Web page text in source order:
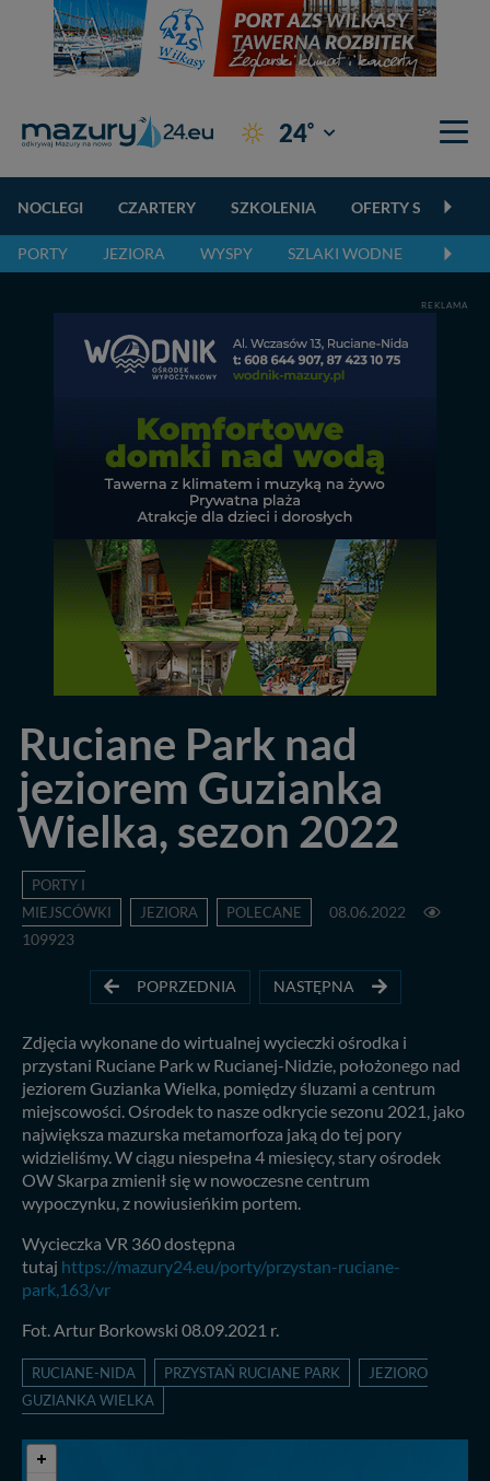
24° Giżycko
NOCLEGI CZARTERY SZKOLENIA OFERTY
PORTY JEZIORA WYSPY SZLAKI WODNE
REKLAMA
Ruciane Park nad
jeziorem Guzianka
Wielka, sezon 2022
PORTY I
MIEJSCÓWKI
JEZIORA POLECANE
08.06.2022
109923
POPRZEDNIA NASTĘPNA
Zdjęcia wykonane do wirtualnej wycieczki ośrodka i
przystani Ruciane Park w Rucianej-Nidzie, położonego nad
jeziorem Guzianka Wielka, pomiędzy śluzami a centrum
miejscowości. Ośrodek to nasze odkrycie sezonu 2021, jako
największa mazurska metamorfoza jaką do tej pory
widzieliśmy. W ciągu niespełna 4 miesięcy, stary ośrodek
OW Skarpa zmienił się w nowoczesne centrum
wypoczynku, z nowiusieńkim portem.
Wycieczka VR 360 dostępna
tutaj https://mazury24.eu/porty/przystan-ruciane-
park,163/vr
Fot. Artur Borkowski 08.09.2021 r.
RUCIANE-NIDA PRZYSTAŃ RUCIANE PARK
JEZIORO
GUZIANKA WIELKA